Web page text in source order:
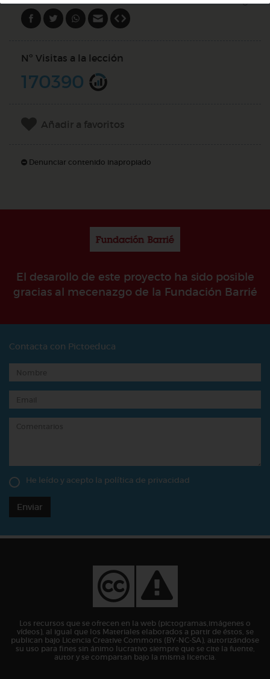
Nº Visitas a la lección
170390
Añadir a favoritos
Denunciar contenido inapropiado
El desarollo de este proyecto ha sido posible
gracias al mecenazgo de la Fundación Barrié
Contacta con Pictoeduca
He leído y acepto la política de privacidad
Enviar
Los recursos que se ofrecen en la web (pictogramas,imágenes o
vídeos), al igual que los Materiales elaborados a partir de éstos, se
publican bajo Licencia Creative Commons (BY-NC-SA), autorizándose
su uso para fines sin ánimo lucrativo siempre que se cite la fuente,
autor y se compartan bajo la misma licencia.